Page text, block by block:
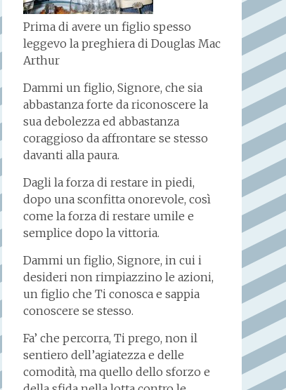
Prima di avere un figlio spesso
leggevo la preghiera di Douglas Mac
Arthur
Dammi un figlio, Signore, che sia
abbastanza forte da riconoscere la
sua debolezza ed abbastanza
coraggioso da affrontare se stesso
davanti alla paura.
Dagli la forza di restare in piedi,
dopo una sconfitta onorevole, così
come la forza di restare umile e
semplice dopo la vittoria.
Dammi un figlio, Signore, in cui i
desideri non rimpiazzino le azioni,
un figlio che Ti conosca e sappia
conoscere se stesso.
Fa’ che percorra, Ti prego, non il
sentiero dell’agiatezza e delle
comodità, ma quello dello sforzo e